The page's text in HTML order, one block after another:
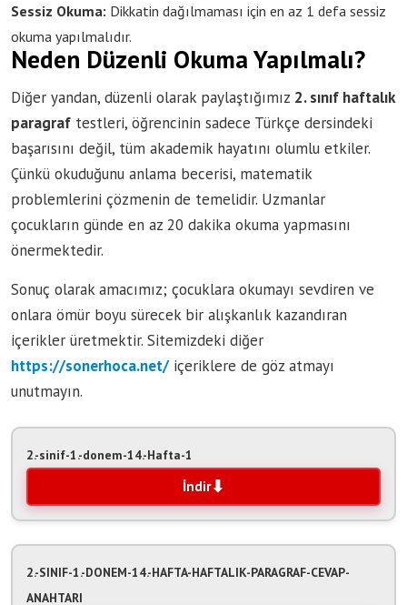
Sessiz Okuma: Dikkatin dağılmaması için en az 1 defa sessiz
okuma yapılmalıdır.
Neden Düzenli Okuma Yapılmalı?
Diğer yandan, düzenli olarak paylaştığımız 2. sınıf haftalık
paragraf testleri, öğrencinin sadece Türkçe dersindeki
başarısını değil, tüm akademik hayatını olumlu etkiler.
Çünkü okuduğunu anlama becerisi, matematik
problemlerini çözmenin de temelidir. Uzmanlar
çocukların günde en az 20 dakika okuma yapmasını
önermektedir.
Sonuç olarak amacımız; çocuklara okumayı sevdiren ve
onlara ömür boyu sürecek bir alışkanlık kazandıran
içerikler üretmektir. Sitemizdeki diğer
https://sonerhoca.net/içeriklere de göz atmayı
unutmayın.
2.-sinif-1.-donem-14.-Hafta-1
İndir
2.-SINIF-1.-DONEM-14.-HAFTA-HAFTALIK-PARAGRAF-CEVAP-
ANAHTARI